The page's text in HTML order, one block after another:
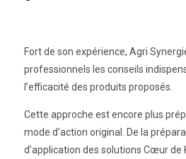
Fort de son expérience, Agri
professionnels les conseils
l’efficacité des produits proposés.
Cette approche est encore plus
mode d’action original. De la
d’application des solutions Cœur de